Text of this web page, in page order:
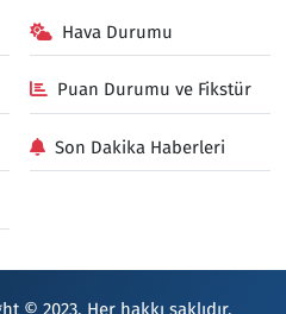
Hava Durumu
Puan Durumu ve Fikstür
Son Dakika Haberleri
© 2023. Her hakkı saklıdır.